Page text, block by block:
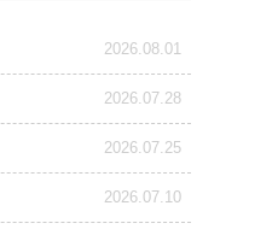
2026.08.01
2026.07.28
2026.07.25
2026.07.10